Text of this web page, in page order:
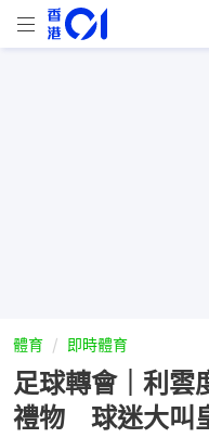
體育 即時體育
足球轉會｜利雲
禮物 球迷大叫